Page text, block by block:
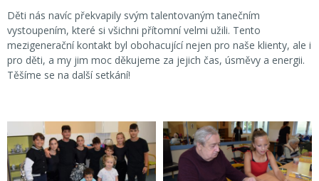
Děti nás navíc překvapily svým talentovaným tanečním
vystoupením, které si všichni přítomní velmi užili. Tento
mezigenerační kontakt byl obohacující nejen pro naše klienty, ale i
pro děti, a my jim moc děkujeme za jejich čas, úsměvy a energii.
Těšíme se na další setkání!